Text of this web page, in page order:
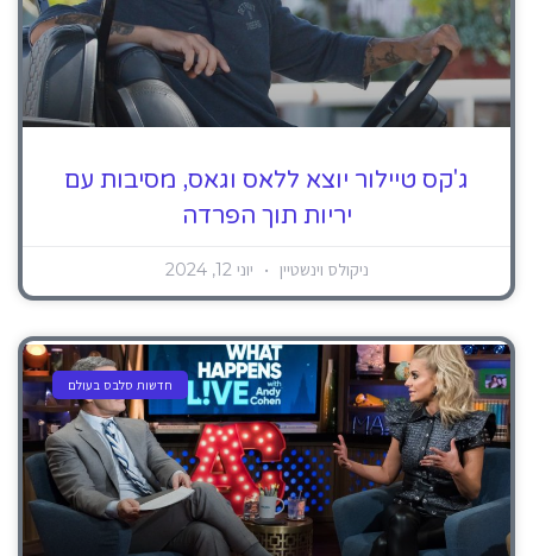
ג'קס טיילור יוצא ללאס וגאס, מסיבות עם
יריות תוך הפרדה
ניקולס וינשטיין יוני 12, 2024
חדשות סלבס בעולם